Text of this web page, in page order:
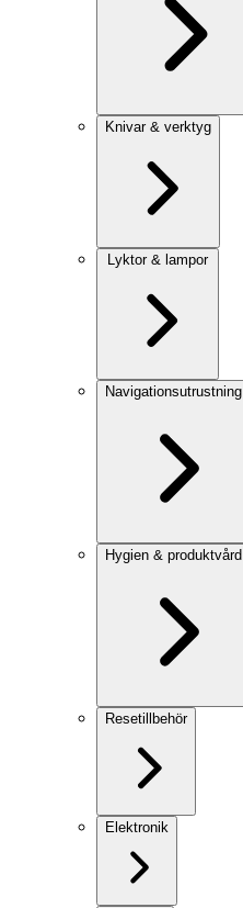
Knivar & verktyg
Lyktor & lampor
Navigationsutrustning
Hygien & produktvård
Resetillbehör
Elektronik